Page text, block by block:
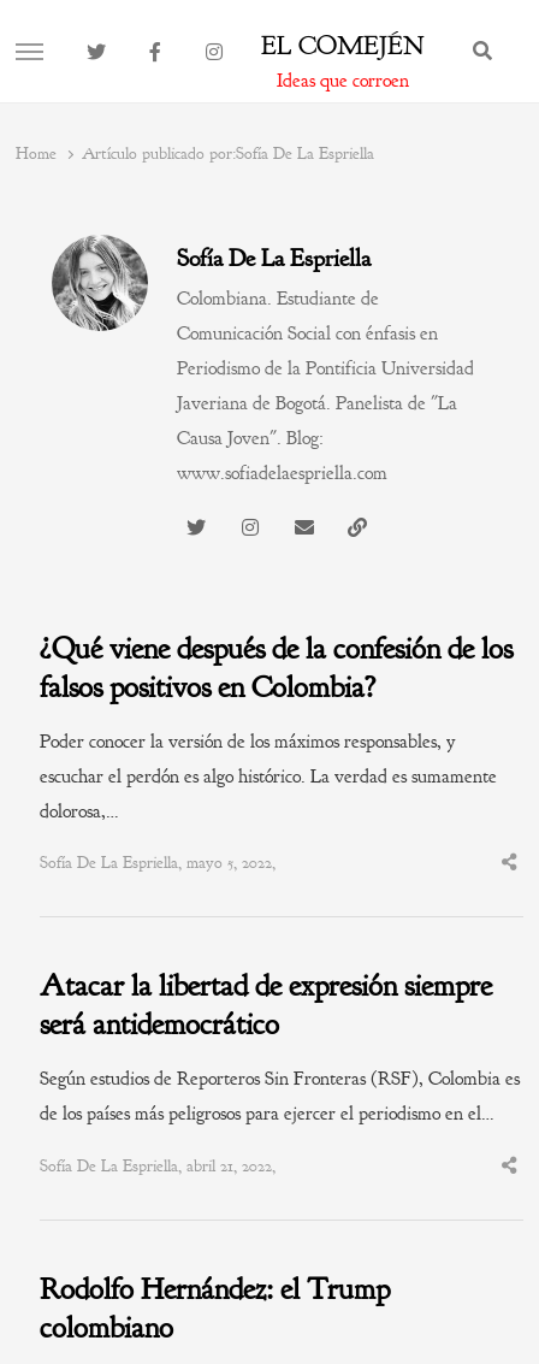
MENU EL COMEJÉN
Ideas que corroen
Home Artículo publicado por:Sofía De La Espriella
Sofía De La Espriella
Colombiana. Estudiante de
Comunicación Social con énfasis en
Periodismo de la Pontificia Universidad
Javeriana de Bogotá. Panelista de "La
Causa Joven". Blog:
www.sofiadelaespriella.com
¿Qué viene después de la confesión de los
falsos positivos en Colombia?
Poder conocer la versión de los máximos responsables, y
escuchar el perdón es algo histórico. La verdad es sumamente
dolorosa,…
Sofía De La Espriella, mayo 5, 2022,
Atacar la libertad de expresión siempre
será antidemocrático
Según estudios de Reporteros Sin Fronteras (RSF), Colombia es
de los países más peligrosos para ejercer el periodismo en el…
Sofía De La Espriella, abril 21, 2022,
Rodolfo Hernández: el Trump
colombiano